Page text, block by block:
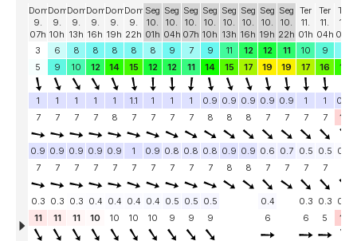
Alentejo
Algarve
Pranchas
Acessórios de Surf
SurfWear
Acessórios de moda
Cursos de Shape